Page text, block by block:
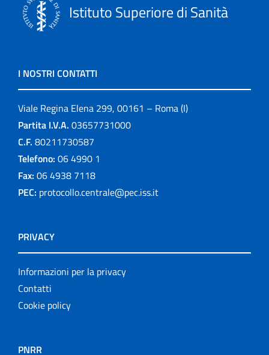
Istituto Superiore di Sanità
I NOSTRI CONTATTI
Viale Regina Elena 299, 00161 – Roma (I)
Partita I.V.A. 03657731000
C.F. 80211730587
Telefono: 06 4990 1
Fax: 06 4938 7118
PEC: protocollo.centrale@pec.iss.it
PRIVACY
Informazioni per la privacy
Contatti
Cookie policy
PNRR